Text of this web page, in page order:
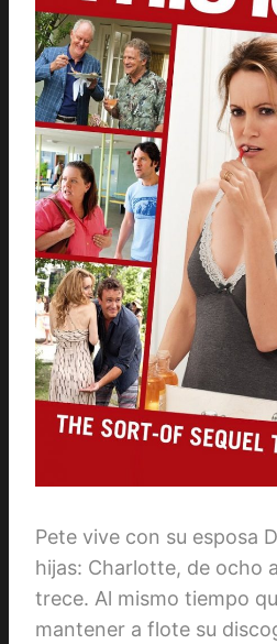
Pete vive con su esposa
hijas: Charlotte, de ocho
trece. Al mismo tiempo
mantener a flote su